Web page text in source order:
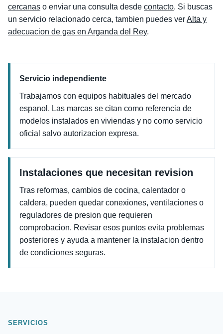
cercanas o enviar una consulta desde contacto. Si buscas
un servicio relacionado cerca, tambien puedes verAlta y
adecuacion de gas en Arganda del Rey.
Servicio independiente
Trabajamos con equipos habituales del mercado
espanol. Las marcas se citan como referencia de
modelos instalados en viviendas y no como servicio
oficial salvo autorizacion expresa.
Instalaciones que necesitan revision
Tras reformas, cambios de cocina, calentador o
caldera, pueden quedar conexiones, ventilaciones o
reguladores de presion que requieren
comprobacion. Revisar esos puntos evita problemas
posteriores y ayuda a mantener la instalacion dentro
de condiciones seguras.
SERVICIOS